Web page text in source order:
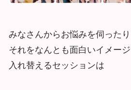
みなさんからお悩みを伺ったり
それをなんとも面白いイメー
入れ替えるセッションは